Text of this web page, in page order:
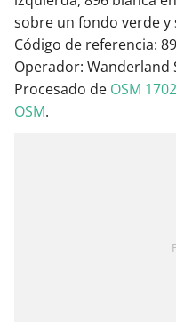
sobre un fondo verde
Código de referencia:
Operador: Wanderland
Procesado de OSM
OSM.